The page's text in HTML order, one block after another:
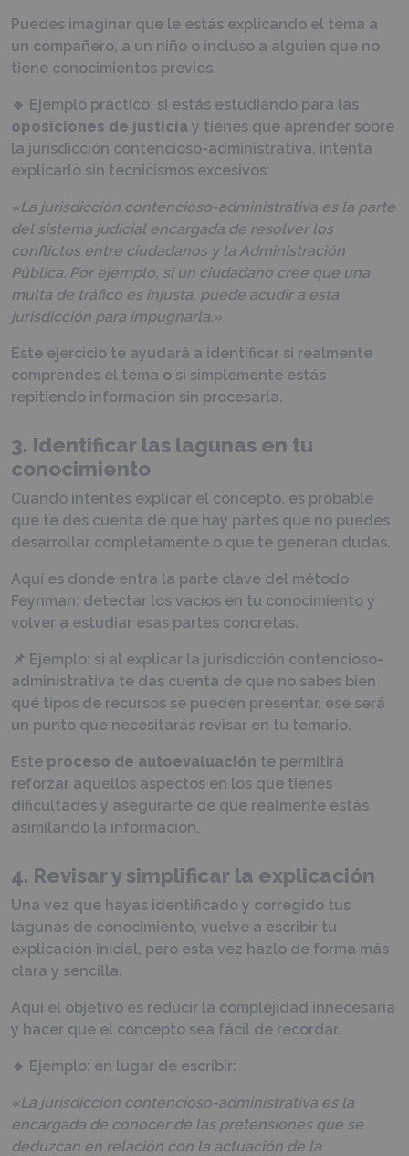
Puedes imaginar que le estás explicando el tema a
un compañero, a un niño o incluso a alguien que no
tiene conocimientos previos.
🔹 Ejemplo práctico: si estás estudiando para las
oposiciones de justicia y tienes que aprender sobre
la jurisdicción contencioso-administrativa, intenta
explicarlo sin tecnicismos excesivos:
«La jurisdicción contencioso-administrativa es la parte
del sistema judicial encargada de resolver los
conflictos entre ciudadanos y la Administración
Pública. Por ejemplo, si un ciudadano cree que una
multa de tráfico es injusta, puede acudir a esta
jurisdicción para impugnarla.»
Este ejercicio te ayudará a identificar si realmente
comprendes el tema o si simplemente estás
repitiendo información sin procesarla.
3. Identificar las lagunas en tu
conocimiento
Cuando intentes explicar el concepto, es probable
que te des cuenta de que hay partes que no puedes
desarrollar completamente o que te generan dudas.
Aquí es donde entra la parte clave del método
Feynman: detectar los vacíos en tu conocimiento y
volver a estudiar esas partes concretas.
📌 Ejemplo: si al explicar la jurisdicción contencioso-
administrativa te das cuenta de que no sabes bien
qué tipos de recursos se pueden presentar, ese será
un punto que necesitarás revisar en tu temario.
Este proceso de autoevaluación te permitirá
reforzar aquellos aspectos en los que tienes
dificultades y asegurarte de que realmente estás
asimilando la información.
4. Revisar y simplificar la explicación
Una vez que hayas identificado y corregido tus
lagunas de conocimiento, vuelve a escribir tu
explicación inicial, pero esta vez hazlo de forma más
clara y sencilla.
Aquí el objetivo es reducir la complejidad innecesaria
y hacer que el concepto sea fácil de recordar.
🔹 Ejemplo: en lugar de escribir:
«La jurisdicción contencioso-administrativa es la
encargada de conocer de las pretensiones que se
deduzcan en relación con la actuación de la